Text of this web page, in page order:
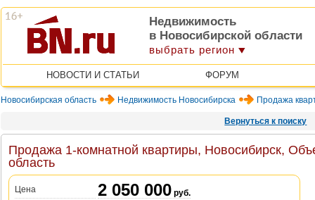
Недвижимость
в Новосибирской области
выбрать регион
НОВОСТИ И СТАТЬИ ФОРУМ
Новосибирская область Недвижимость Новосибирска Продажа
Вернуться к поиску
Продажа 1-комнатной квартиры, Новосибирск,
область
Цена 2 050 000 руб.